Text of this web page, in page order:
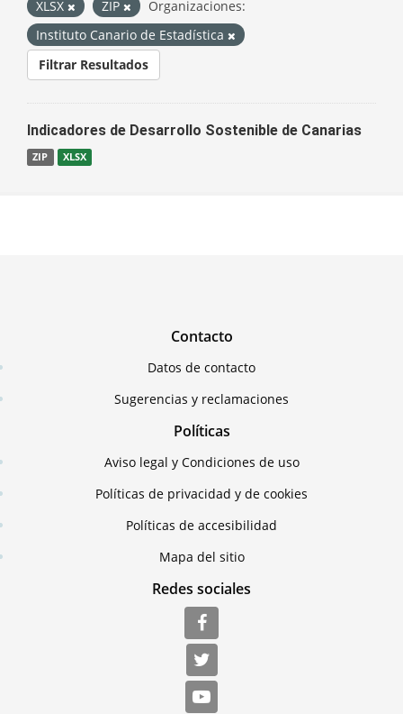
XLSX
ZIP
Organizaciones:
Instituto Canario de Estadística
Filtrar Resultados
Indicadores de Desarrollo Sostenible de Canarias
ZIP XLSX
Contacto
Datos de contacto
Sugerencias y reclamaciones
Políticas
Aviso legal y Condiciones de uso
Políticas de privacidad y de cookies
Políticas de accesibilidad
Mapa del sitio
Redes sociales